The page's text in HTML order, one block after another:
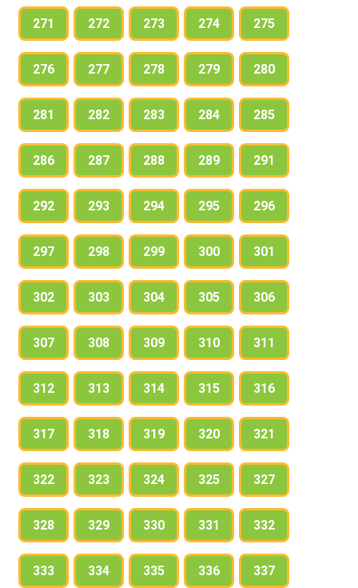
271 272 273 274 275
276 277 278 279 280
281 282 283 284 285
286 287 288 289 291
292 293 294 295 296
297 298 299 300 301
302 303 304 305 306
307 308 309 310 311
312 313 314 315 316
317 318 319 320 321
322 323 324 325 327
328 329 330 331 332
333 334 335 336 337